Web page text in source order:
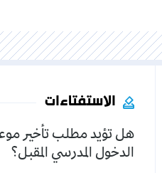
الاستفتاءات
مطلب تأخير موعد
المدرسي المقبل؟